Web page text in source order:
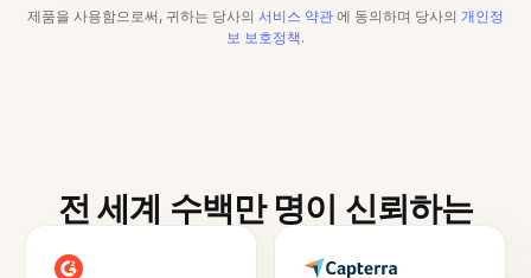
제품을 사용함으로써, 귀하는 당사의 서비스 약관 에 동의하며 당사의 개인정
보 보호정책.
전 세계 수백만 명이 신뢰하는